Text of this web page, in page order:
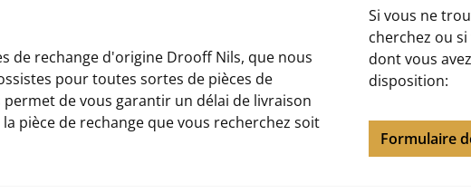
de rechange d'origine Drooff Nils, que nous
pour toutes sortes de pièces de
permet de vous garantir un délai de livraison
pièce de rechange que vous recherchez soit
Si vous ne
cherchez ou
dont vous
disposition:
Formulaire